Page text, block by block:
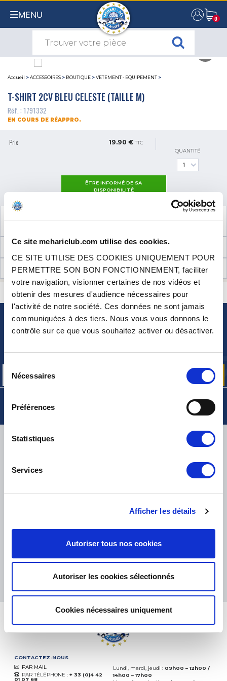
Ce site mehariclub.com utilise des cookies.
CE SITE UTILISE DES COOKIES UNIQUEMENT POUR
PERMETTRE SON BON FONCTIONNEMENT, faciliter
votre navigation, visionner certaines de nos vidéos et
obtenir des mesures d'audience nécessaires pour
l'activité de notre société. Ces données ne sont jamais
communiquées à des tiers. Nous vous vous donnons le
contrôle sur ce que vous souhaitez activer ou désactiver.
Sélection
consentement
Nécessaires
Préférences
Statistiques
Services
Afficher les détails
Autoriser tous nos cookies
Autoriser les cookies sélectionnés
Cookies nécessaires uniquement
MENU 0
0
Accueil >ACCESSOIRES > BOUTIQUE >VETEMENT - EQUIPEMENT >
T-SHIRT 2CV BLEU CELESTE (TAILLE M)
Réf. : 1791332
EN COURS DE RÉAPPRO.
Prix 19.90 € TTC
QUANTITÉ
ÊTRE INFORMÉ DE SA
DISPONIBILITÉ
INFORMATIONS TECHNIQUES
AVIS CLIENTS (0)
UNE QUESTION ? BESOIN D 'AIDE ? CONTACTEZ-NOUS
NEWSLETTER
nos offres promos et actualités produits
PETITS COLIS :COLISSIMO, TNT RELAIS, DPD-GROS COLIS :TNT, GÉODIS, FRANCE EXPRESS, DPD
COMPANY
Excellent:4.5/5
(depuis 2018)
CONTACTEZ-NOUS
PAR MAIL
PAR TÉLÉPHONE : + 33 (0)4 42
01 07 68
Lundi, mardi, jeudi : 09h00 – 12h00 /
14h00 – 17h00